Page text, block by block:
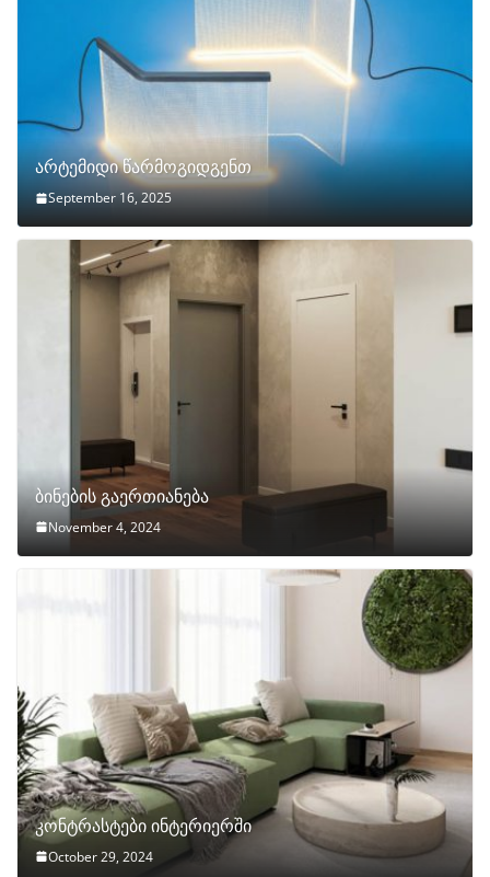
არტემიდი წარმოგიდგენთ
September 16, 2025
ბინების გაერთიანება
November 4, 2024
კონტრასტები ინტერიერში
October 29, 2024